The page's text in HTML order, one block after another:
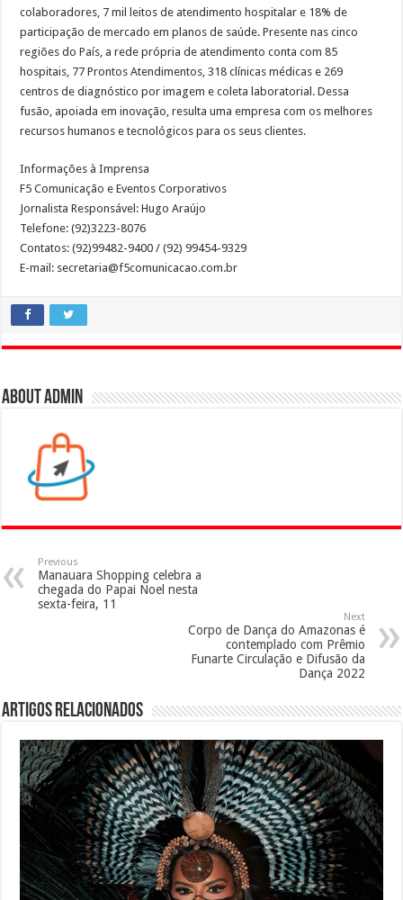
colaboradores, 7 mil leitos de atendimento hospitalar e 18% de
participação de mercado em planos de saúde. Presente nas cinco
regiões do País, a rede própria de atendimento conta com 85
hospitais, 77 Prontos Atendimentos, 318 clínicas médicas e 269
centros de diagnóstico por imagem e coleta laboratorial. Dessa
fusão, apoiada em inovação, resulta uma empresa com os melhores
recursos humanos e tecnológicos para os seus clientes.
Informações à Imprensa
F5 Comunicação e Eventos Corporativos
Jornalista Responsável: Hugo Araújo
Telefone: (92)3223-8076
Contatos: (92)99482-9400 / (92) 99454-9329
E-mail: secretaria@f5comunicacao.com.br
About admin
Previous
Manauara Shopping celebra a
chegada do Papai Noel nesta
sexta-feira, 11
Next
Corpo de Dança do Amazonas é
contemplado com Prêmio
Funarte Circulação e Difusão da
Dança 2022
Artigos Relacionados